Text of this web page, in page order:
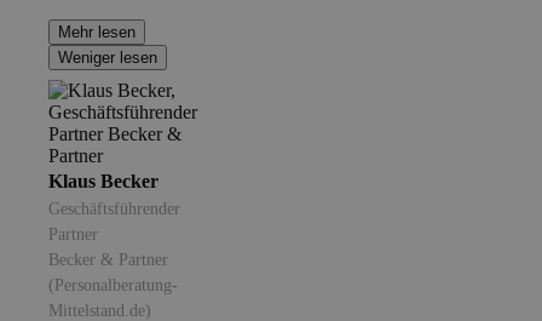
Mehr lesen
Weniger lesen
Klaus Becker
Geschäftsführender
Partner
Becker & Partner
(Personalberatung-
Mittelstand.de)